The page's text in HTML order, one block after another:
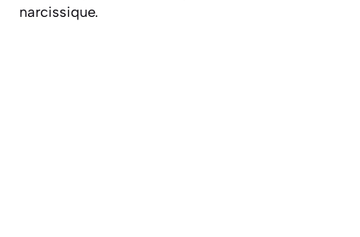
narcissique.